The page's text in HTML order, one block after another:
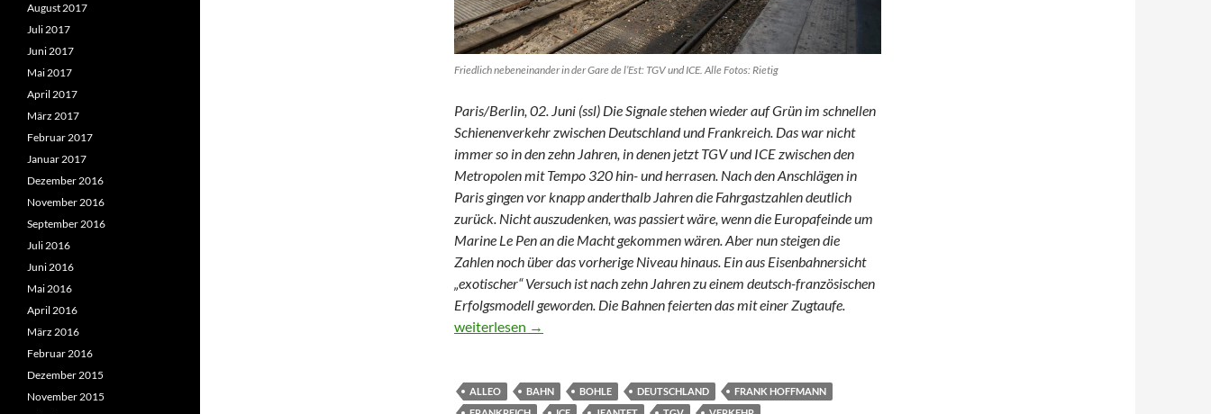
Friedlich nebeneinander in der Gare de l’Est: TGV und ICE. Alle Fotos: Rietig
Paris/Berlin, 02. Juni (ssl) Die Signale stehen wieder auf Grün im schnellen
Schienenverkehr zwischen Deutschland und Frankreich. Das war nicht
immer so in den zehn Jahren, in denen jetzt TGV und ICE zwischen den
Metropolen mit Tempo 320 hin- und herrasen. Nach den Anschlägen in
Paris gingen vor knapp anderthalb Jahren die Fahrgastzahlen deutlich
zurück. Nicht auszudenken, was passiert wäre, wenn die Europafeinde um
Marine Le Pen an die Macht gekommen wären. Aber nun steigen die
Zahlen noch über das vorherige Niveau hinaus. Ein aus Eisenbahnersicht
„exotischer“ Versuch ist nach zehn Jahren zu einem deutsch-französischen
Erfolgsmodell geworden. Die Bahnen feierten das mit einer Zugtaufe.
Nach dem Albtraum: Ein deutsch-französisches Bahnfest
weiterlesen →
ALLEO BAHN BOHLE DEUTSCHLAND
FRANK HOFFMANN
August 2017
Juli 2017
Juni 2017
Mai 2017
April 2017
März 2017
Februar 2017
Januar 2017
Dezember 2016
November 2016
September 2016
Juli 2016
Juni 2016
Mai 2016
April 2016
März 2016
Februar 2016
Dezember 2015
November 2015